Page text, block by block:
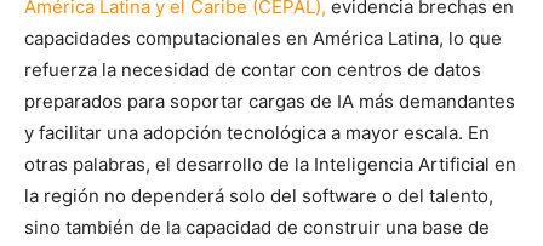
América Latina y el Caribe (CEPAL), evidencia brechas en
capacidades computacionales en América Latina, lo que
refuerza la necesidad de contar con centros de datos
preparados para soportar cargas de IA más demandantes
y facilitar una adopción tecnológica a mayor escala. En
otras palabras, el desarrollo de la Inteligencia Artificial en
la región no dependerá solo del software o del talento,
sino también de la capacidad de construir una base de